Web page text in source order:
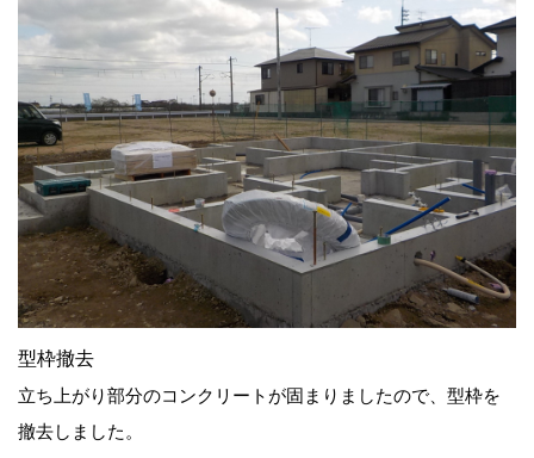
型枠撤去
立ち上がり部分のコンクリートが固まりましたので、型枠を
撤去しました。